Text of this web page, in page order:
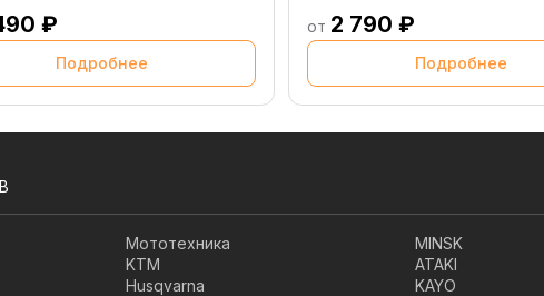
₽
Подробнее
от 2 790 ₽
Подробнее
Мототехника
KTM
Husqvarna
MINSK
ATAKI
KAYO